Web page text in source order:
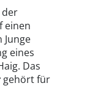
der
einen
Junge
eines
Das
gehört für